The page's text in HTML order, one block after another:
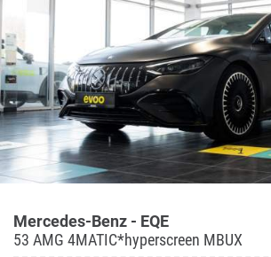
Mercedes-Benz - EQE
53 AMG 4MATIC*hyperscreen MBUX